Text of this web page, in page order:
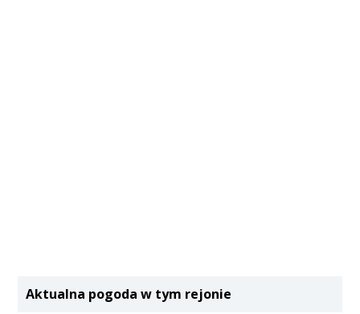
Aktualna pogoda w tym rejonie